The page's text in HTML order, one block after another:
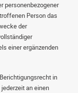
personenbezogener
Person das
der
einer ergänzenden
in
an einen